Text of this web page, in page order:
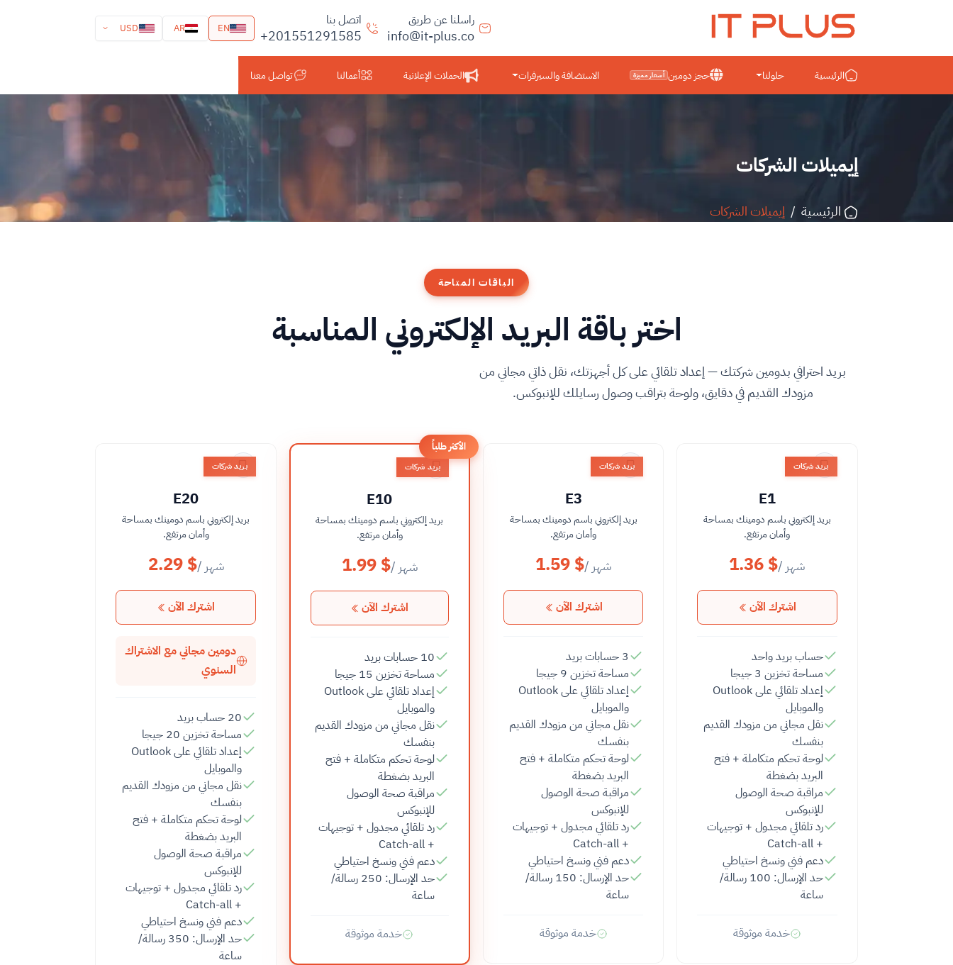
IT PLUS راسلنا عن طريق
info@it-plus.co
اتصل بنا
+201551291585
EN
AR
USD
الرئيسية حلولنا حجز دومين أسعار مميزة الاستضافة والسيرفرات الحملات الإعلانية أعمالنا تواصل معنا
إيميلات الشركات
الرئيسية / إيميلات الشركات
الباقات المتاحة
اختر باقة البريد الإلكتروني المناسبة
بريد احترافي بدومين شركتك — إعداد تلقائي على كل أجهزتك، نقل ذاتي مجاني من
مزودك القديم في دقايق، ولوحة بتراقب وصول رسايلك للإنبوكس.
بريد شركات
E1
بريد إلكتروني باسم دومينك بمساحة
وأمان مرتفع.
1.36 $ / شهر
اشترك الآن
حساب بريد واحد
مساحة تخزين 3 جيجا
إعداد تلقائي على Outlook
والموبايل
نقل مجاني من مزودك القديم
بنفسك
لوحة تحكم متكاملة + فتح
البريد بضغطة
مراقبة صحة الوصول
للإنبوكس
رد تلقائي مجدول + توجيهات
+ Catch-all
دعم فني ونسخ احتياطي
حد الإرسال: 100 رسالة/
ساعة
خدمة موثوقة
بريد شركات
E3
بريد إلكتروني باسم دومينك بمساحة
وأمان مرتفع.
1.59 $ / شهر
اشترك الآن
3 حسابات بريد
مساحة تخزين 9 جيجا
إعداد تلقائي على Outlook
والموبايل
نقل مجاني من مزودك القديم
بنفسك
لوحة تحكم متكاملة + فتح
البريد بضغطة
مراقبة صحة الوصول
للإنبوكس
رد تلقائي مجدول + توجيهات
+ Catch-all
دعم فني ونسخ احتياطي
حد الإرسال: 150 رسالة/
ساعة
خدمة موثوقة
الأكثر طلباً
بريد شركات
E10
بريد إلكتروني باسم دومينك بمساحة
وأمان مرتفع.
1.99 $ / شهر
اشترك الآن
10 حسابات بريد
مساحة تخزين 15 جيجا
إعداد تلقائي على Outlook
والموبايل
نقل مجاني من مزودك القديم
بنفسك
لوحة تحكم متكاملة + فتح
البريد بضغطة
مراقبة صحة الوصول
للإنبوكس
رد تلقائي مجدول + توجيهات
+ Catch-all
دعم فني ونسخ احتياطي
حد الإرسال: 250 رسالة/
ساعة
خدمة موثوقة
بريد شركات
E20
بريد إلكتروني باسم دومينك بمساحة
وأمان مرتفع.
2.29 $ / شهر
اشترك الآن
دومين مجاني مع الاشتراك
السنوي
20 حساب بريد
مساحة تخزين 20 جيجا
إعداد تلقائي على Outlook
والموبايل
نقل مجاني من مزودك القديم
بنفسك
لوحة تحكم متكاملة + فتح
البريد بضغطة
مراقبة صحة الوصول
للإنبوكس
رد تلقائي مجدول + توجيهات
+ Catch-all
دعم فني ونسخ احتياطي
حد الإرسال: 350 رسالة/
ساعة